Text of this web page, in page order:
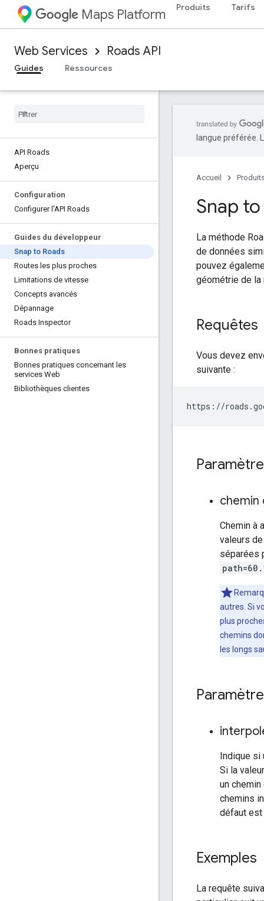
Maps Platform Produits Tarifs
Web Services Roads API
Guides
Ressources
API Roads
Aperçu
Configuration
Configurer l'API Roads
Guides du développeur
Snap to Roads
Routes les plus proches
Limitations de vitesse
Concepts avancés
Dépannage
Roads Inspector
Bonnes pratiques
Bonnes pratiques concernant les
services Web
Bibliothèques clientes
langue préférée.
Accueil
Snap
La méthode
de données
pouvez
géométrie de la
Requêtes
Vous devez
suivante :
https://
chemin
Chemin à
valeurs
séparées
autres. Si
plus
chemins
les longs
Indique si
Si la
un
chemins
défaut est
Exemples
La requête